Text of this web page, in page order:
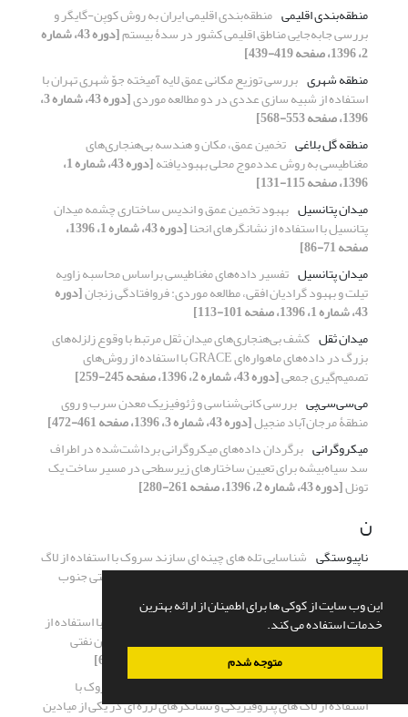
این وب سایت از کوکی ها برای اطمینان از ارائه بهترین
خدمات استفاده می کند.
متوجه شدم
منطقه‌بندی اقلیمی منطقه‌بندی اقلیمی ایران به روش کوپن-گایگر و
بررسی جابه‌جایی مناطق اقلیمی کشور در سدۀ بیستم [دوره 43، شماره
2، 1396، صفحه 419-439]
منطقه شهری بررسی توزیع مکانی عمق لایه آمیخته جوّ شهری تهران با
استفاده از شبیه سازی عددی در دو مطالعه موردی [دوره 43، شماره 3،
1396، صفحه 553-568]
منطقه گل بلاغی تخمین عمق، مکان و هندسه بی‌هنجاری‌های
مغناطیسی به روش عددموج محلی بهبودیافته [دوره 43، شماره 1،
1396، صفحه 115-131]
میدان پتانسیل بهبود تخمین عمق و اندیس ساختاری چشمه میدان
پتانسیل با استفاده از نشانگرهای انحنا [دوره 43، شماره 1، 1396،
صفحه 71-86]
میدان پتانسیل تفسیر داده‌های مغناطیسی براساس محاسبه زاویه
تیلت و بهبود گرادیان افقی، مطالعه موردی: فروافتادگی زنجان[دوره
43، شماره 1، 1396، صفحه 101-113]
میدان ثقل کشف بی‌هنجاری‌های میدان ثقل مرتبط با وقوع زلزله‌های
بزرگ در داده‌های ماهواره‌ای GRACE با استفاده از روش‌های
تصمیم‌گیری جمعی[دوره 43، شماره 2، 1396، صفحه 245-259]
می‌سی‌سی‌پی بررسی کانی‌شناسی و ژئوفیزیک معدن سرب و روی
منطقۀ مرجان‌آباد منجیل[دوره 43، شماره 3، 1396، صفحه 461-472]
میکروگرانی برگردان داده‌های میکروگرانی برداشت‌شده در اطراف
سد سیاه‌بیشه برای تعیین ساختارهای زیرسطحی در مسیر ساخت یک
تونل[دوره 43، شماره 2، 1396، صفحه 261-280]
ن
ناپیوستگی شناسایی تله های چینه ای سازند سروک با استفاده از لاگ
های پتروفیزیکی و نشانگرهای لرزه ای در یکی از میادین نفتی جنوب
[دوره 43، شماره 1، 1396، صفحه 53-69]
نرم افزار پترل شناسایی تله های چینه ای سازند سروک با استفاده از
لاگ های پتروفیزیکی و نشانگرهای لرزه ای در یکی از میادین نفتی
[دوره 43، شماره 1، 1396، صفحه 53-69]
نشانگرهای لرزه ای شناسایی تله های چینه ای سازند سروک با
استفاده از لاگ های پتروفیزیکی و نشانگرهای لرزه ای در یکی از میادین